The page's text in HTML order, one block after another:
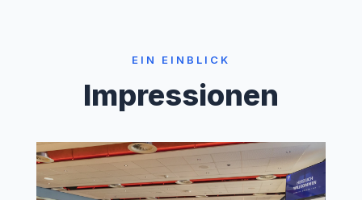
EIN EINBLICK
Impressionen